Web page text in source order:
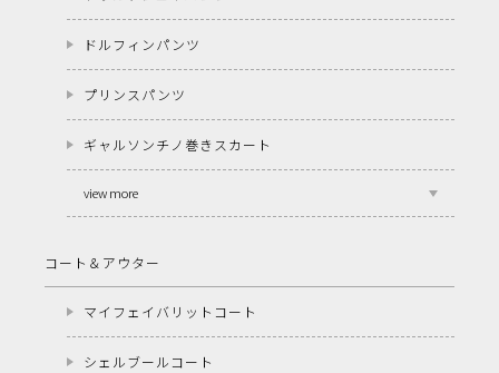
ドルフィンパンツ
プリンスパンツ
ギャルソンチノ巻きスカート
view more
コート＆アウター
マイフェイバリットコート
シェルブールコート